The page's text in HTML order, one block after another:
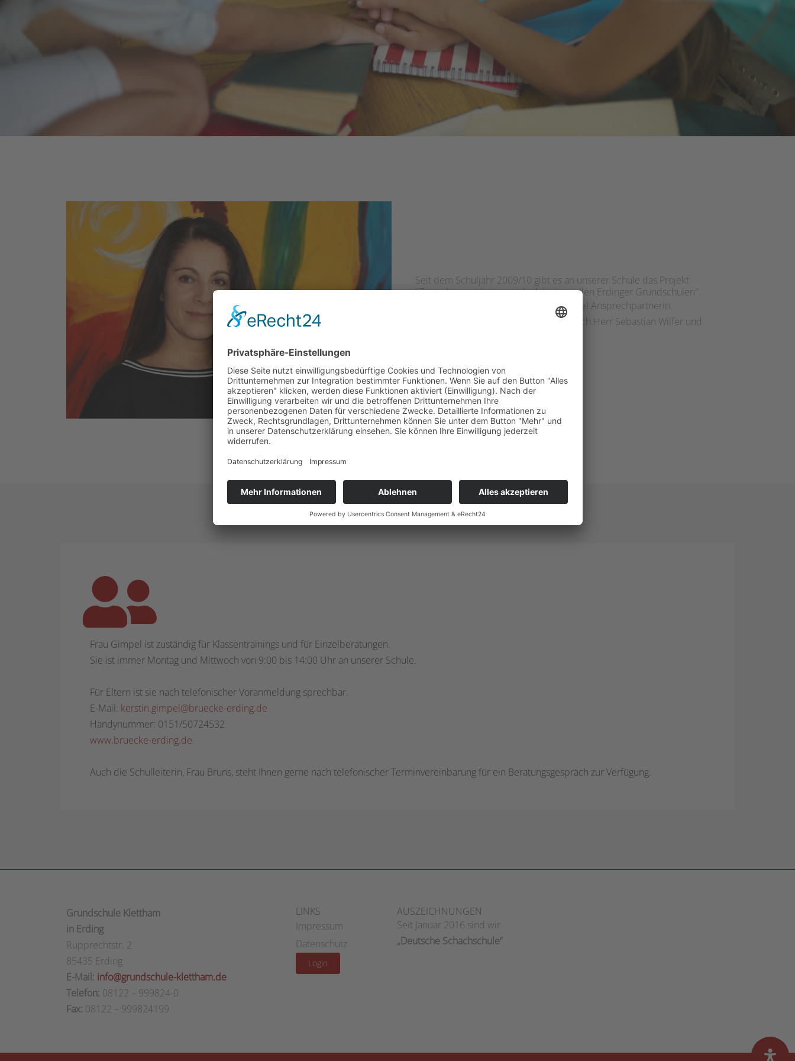
Seit dem Schuljahr 2009/10 gibt es an unserer Schule das Projekt
"Zentral organisierte soziale Arbeit an allen Erdinger Grundschulen".
Für unsere Schule ist Frau Kerstin Gimpel Ansprechpartnerin.
Außerdem arbeiten bei dem Projekt noch Herr Sebastian Wilfer und
Frau Gimpel ist zuständig für Klassentrainings und für Einzelberatungen.
Sie ist immer Montag und Mittwoch von 9:00 bis 14:00 Uhr an unserer Schule.
Für Eltern ist sie nach telefonischer Voranmeldung sprechbar.
E-Mail: kerstin.gimpel@bruecke-erding.de
Handynummer: 0151/50724532
www.bruecke-erding.de
Auch die Schulleiterin, Frau Bruns, steht Ihnen gerne nach telefonischer Terminvereinbarung für ein Beratungsgespräch zur Verfügung.
Grundschule Klettham
in Erding
Rupprechtstr. 2
85435 Erding
E-Mail: info@grundschule-klettham.de
Telefon: 08122 – 999824-0
Fax: 08122 – 999824199
LINKS
Impressum
Datenschutz
Login
AUSZEICHNUNGEN
Seit Januar 2016 sind wir
„Deutsche Schachschule“